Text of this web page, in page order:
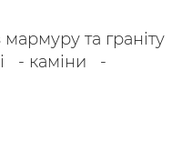
та граніту
- каміни -